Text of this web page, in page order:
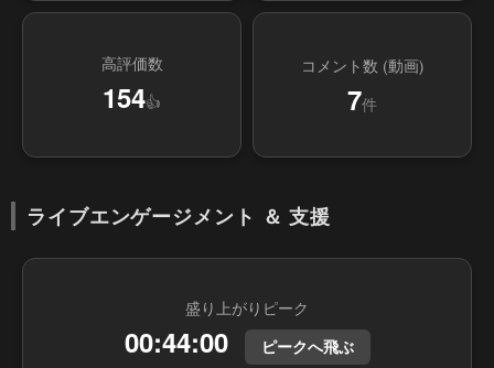
高評価数
154👍
コメント数 (動画)
7件
ライブエンゲージメント ＆ 支援
盛り上がりピーク
00:44:00 ピークへ飛ぶ